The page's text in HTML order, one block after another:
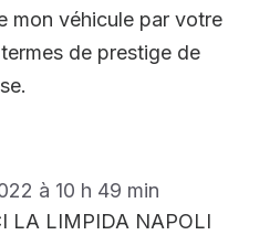
mon véhicule par votre
de prestige de
à 10 h 49 min
LA LIMPIDA NAPOLI